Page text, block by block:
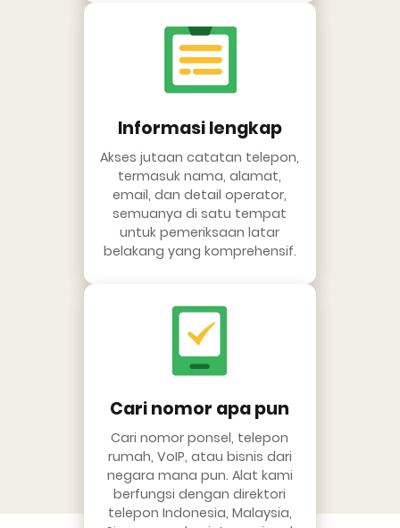
Informasi lengkap
Akses jutaan catatan telepon,
termasuk nama, alamat,
email, dan detail operator,
semuanya di satu tempat
untuk pemeriksaan latar
belakang yang komprehensif.
Cari nomor apa pun
Cari nomor ponsel, telepon
rumah, VoIP, atau bisnis dari
negara mana pun. Alat kami
berfungsi dengan direktori
telepon Indonesia, Malaysia,